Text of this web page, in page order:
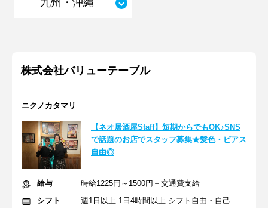
株式会社バリューテーブル
ニクノカタマリ
【ネオ居酒屋Staff】短期からでもOK♪SNS
で話題のお店でスタッフ募集★髪色・ピアス
自由◎
給与
時給1225円～1500円＋交通費支給
シフト
週1日以上 1日4時間以上 シフト自由・自己申告